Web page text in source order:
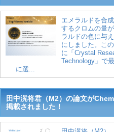
エメラルドを合
するクロムの量
ラルドの色に与
にしました。こ
に「Crystal
Technology」で
に選...
田中滉将君（M2）の論文が
掲載されました！